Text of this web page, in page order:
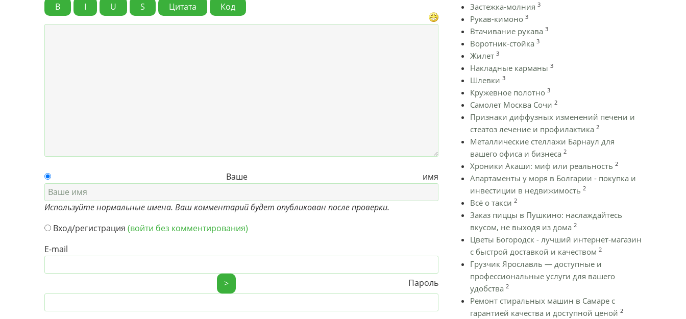
B I U S Цитата Код
Ваше имя
Используйте нормальные имена. Ваш комментарий будет опубликован после проверки.
Вход/регистрация (войти без комментирования)
E-mail
> Пароль
Застежка-молния 3
Рукав-кимоно 3
Втачивание рукава 3
Воротник-стойка 3
Жилет 3
Накладные карманы 3
Шлевки 3
Кружевное полотно 3
Самолет Москва Сочи 2
Признаки диффузных изменений печени и
стеатоз лечение и профилактика 2
Металлические стеллажи Барнаул для
вашего офиса и бизнеса 2
Хроники Акаши: миф или реальность 2
Апартаменты у моря в Болгарии - покупка и
инвестиции в недвижимость 2
Всё о такси 2
Заказ пиццы в Пушкино: наслаждайтесь
вкусом, не выходя из дома 2
Цветы Богородск - лучший интернет-магазин
с быстрой доставкой и качеством 2
Грузчик Ярославль — доступные и
профессиональные услуги для вашего
удобства 2
Ремонт стиральных машин в Самаре с
гарантией качества и доступной ценой 2